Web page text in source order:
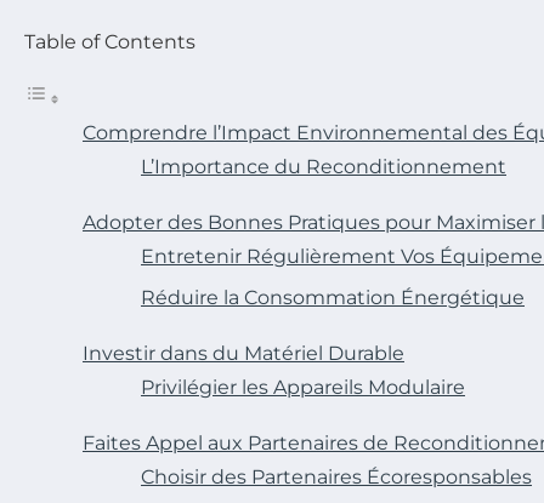
Table of Contents
Comprendre l’Impact Environnemental des
L’Importance du Reconditionnement
Adopter des Bonnes Pratiques pour Maximiser
Entretenir Régulièrement Vos
Réduire la Consommation Énergétique
Investir dans du Matériel Durable
Privilégier les Appareils Modulaire
Faites Appel aux Partenaires de
Choisir des Partenaires Écoresponsables